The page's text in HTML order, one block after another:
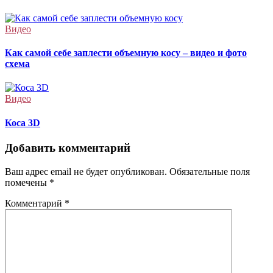
Видео
Как самой себе заплести объемную косу – видео и фото
схема
Видео
Коса 3D
Добавить комментарий
Ваш адрес email не будет опубликован. Обязательные поля
помечены *
Комментарий *